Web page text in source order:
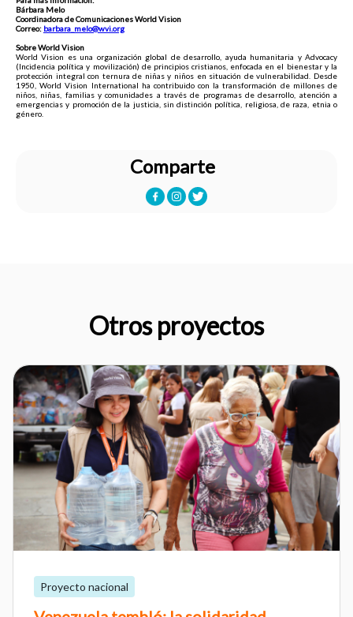
Bárbara Melo
Coordinadora de Comunicaciones World Vision
Correo: barbara_melo@wvi.org
Sobre World Vision
World Vision es una organización global de desarrollo, ayuda humanitaria y Advocacy
(Incidencia política y movilización) de principios cristianos, enfocada en el bienestar y la
protección integral con ternura de niñas y niños en situación de vulnerabilidad. Desde
1950, World Vision International ha contribuido con la transformación de millones de
niños, niñas, familias y comunidades a través de programas de desarrollo, atención a
emergencias y promoción de la justicia, sin distinción política, religiosa, de raza, etnia o
género.
Comparte
Otros proyectos
Proyecto nacional